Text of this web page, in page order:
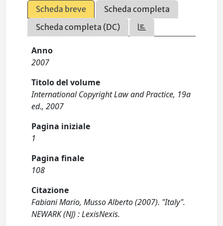
Scheda breve
Scheda completa
Scheda completa (DC)
Anno
2007
Titolo del volume
International Copyright Law and Practice, 19a
ed., 2007
Pagina iniziale
1
Pagina finale
108
Citazione
Fabiani Mario, Musso Alberto (2007). "Italy".
NEWARK (NJ) : LexisNexis.